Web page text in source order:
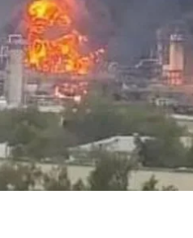
в 2020 году в рамках
18 июня. Она